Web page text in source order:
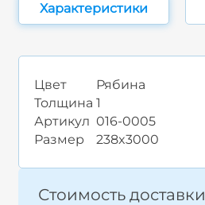
Характеристики
Цвет
Рябина
Толщина 1
Артикул 016-0005
Размер
238x3000
Стоимость доставки